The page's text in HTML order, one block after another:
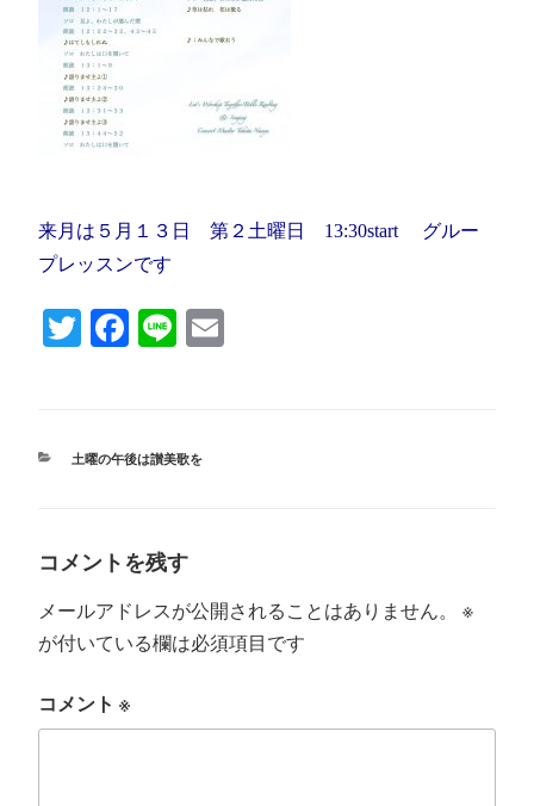
来月は５月１３日 第２土曜日 13:30start グルー
プレッスンです
T
r
Fa
ok
Li
カ
土曜の午後は讃美歌を
コメントを残す
メールアドレスが公開されることはありません。
※
が付いている欄は必須項目です
コメント ※